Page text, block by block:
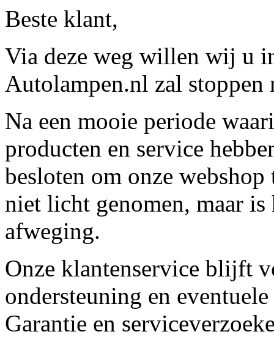
Beste klant,
Via deze weg willen wij u
Autolampen.nl zal stoppen
Na een mooie periode
producten en service
besloten om onze
niet licht genomen, maar
afweging.
Onze klantenservice blijft
ondersteuning en
Garantie en